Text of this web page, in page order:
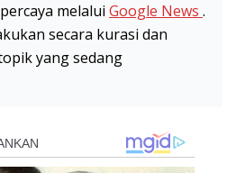
melalui Google News .
secara kurasi dan
yang sedang